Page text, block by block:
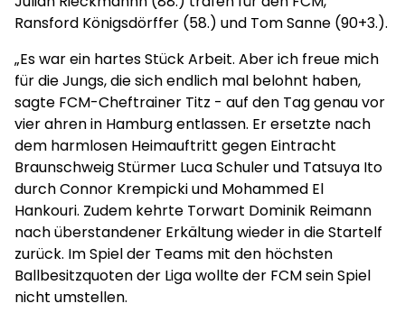
Ransford Königsdörffer (58.) und Tom Sanne (90+3.).
„Es war ein hartes Stück Arbeit. Aber ich freue mich
für die Jungs, die sich endlich mal belohnt haben,
sagte FCM-Cheftrainer Titz - auf den Tag genau vor
vier ahren in Hamburg entlassen. Er ersetzte nach
dem harmlosen Heimauftritt gegen Eintracht
Braunschweig Stürmer Luca Schuler und Tatsuya Ito
durch Connor Krempicki und Mohammed El
Hankouri. Zudem kehrte Torwart Dominik Reimann
nach überstandener Erkältung wieder in die Startelf
zurück. Im Spiel der Teams mit den höchsten
Ballbesitzquoten der Liga wollte der FCM sein Spiel
nicht umstellen.